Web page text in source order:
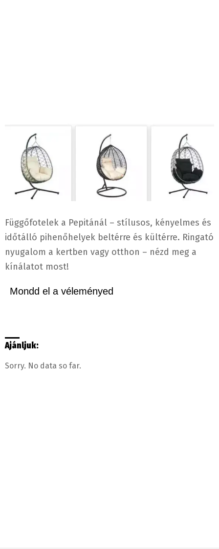
Függőfotelek a Pepitánál – stílusos, kényelmes és
időtálló pihenőhelyek beltérre és kültérre. Ringató
nyugalom a kertben vagy otthon – nézd meg a
kínálatot most!
Mondd el a véleményed
Ajánljuk:
Sorry. No data so far.